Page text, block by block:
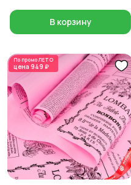
В корзину
По промоЛЕТО
цена 949 ₽